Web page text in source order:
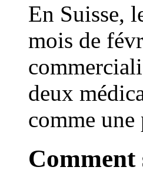
En Suisse,
mois de
deux
comme
Comment